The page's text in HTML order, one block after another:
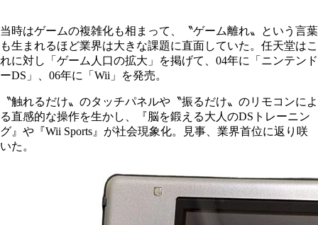
当時はゲームの複雑化も相まって、〝ゲーム離れ〟という言葉
も生まれるほど業界は大きな課題に直面していた。任天堂はこ
れに対し「ゲーム人口の拡大」を掲げて、04年に「ニンテンド
ーDS」、06年に「Wii」を発売。
〝触れるだけ〟のタッチパネルや〝振るだけ〟のリモコンによ
る直感的な操作を生かし、『脳を鍛える大人のDSトレーニン
グ』や『Wii Sports』が社会現象化。見事、業界首位に返り咲
いた。